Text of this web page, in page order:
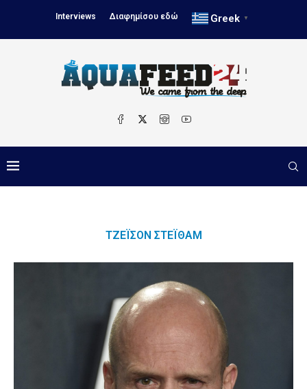
Interviews Διαφημίσου εδώ Greek ▼
ΤΖΈΙΣΟΝ ΣΤΈΙΘΑΜ